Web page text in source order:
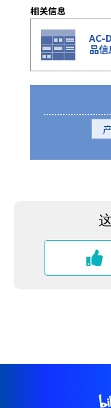
相关信息
AC-
品信